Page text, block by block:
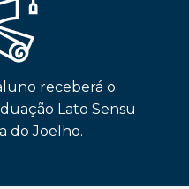
receberá o
Lato Sensu
do Joelho.